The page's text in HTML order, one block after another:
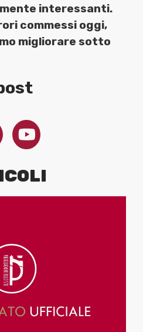
interessanti.
commessi oggi,
migliorare sotto